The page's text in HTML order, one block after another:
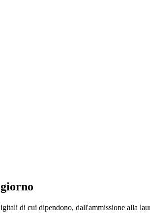
di cui dipendono, dall'ammissione alla